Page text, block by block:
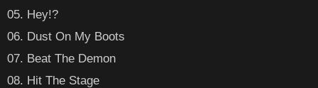
05. Hey!?
06. Dust On My Boots
07. Beat The Demon
08. Hit The Stage